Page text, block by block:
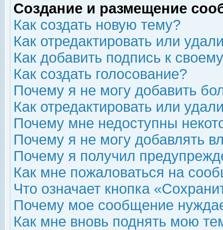
Создание и размещение
Как создать новую тему?
Как отредактировать или
Как добавить подпись к
Как создать голосование?
Почему я не могу добавить
Как отредактировать или
Почему мне недоступны
Почему я не могу добавлять
Почему я получил
Как мне пожаловаться на
Что означает кнопка
Почему мое сообщение
Как мне вновь поднять мою